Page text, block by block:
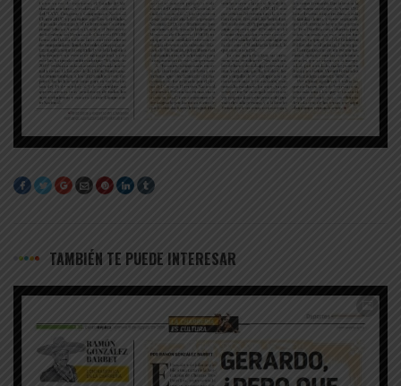
TAMBIÉN TE PUEDE INTERESAR